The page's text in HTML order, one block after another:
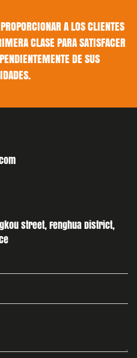
A LOS CLIENTES
CLASE PARA SATISFACER
DE SUS
street, Fenghua District,